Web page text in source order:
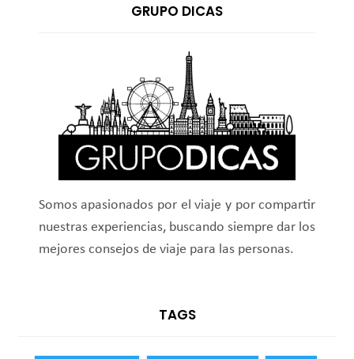
GRUPO DICAS
Somos apasionados por el viaje y por compartir
nuestras experiencias, buscando siempre dar los
mejores consejos de viaje para las personas.
TAGS